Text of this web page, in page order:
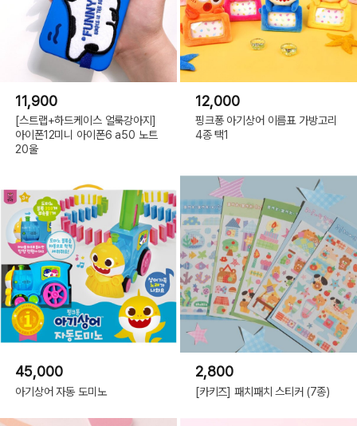
11,900
[스트랩+하드케이스 얼룩강아지]
아이폰12미니 아이폰6 a50 노트
20울
12,000
핑크퐁 아기상어 이름표 가방고리
4종 택1
45,000
아기상어 자동 도미노
2,800
[카키즈] 패치패치 스티커 (7종)